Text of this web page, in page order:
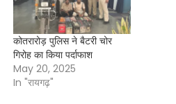
कोतरारोड़ पुलिस ने बैटरी चोर
गिरोह का किया पर्दाफाश
May 20, 2025
In "रायगढ़"